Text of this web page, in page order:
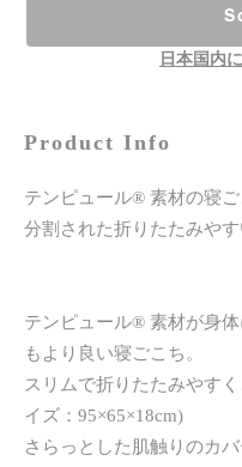
日本国内
Product Info
テンピュール® 素材の寝
分割された折りたたみやす
テンピュール® 素材が身
もより良い寝ごこち。
スリムで折りたたみやす
イズ：95×65×18cm)
さらっとした肌触りのカ